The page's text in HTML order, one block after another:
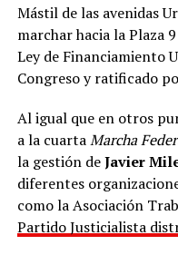
Mástil de las avenidas
marchar hacia la Plaza
Ley de Financiamiento
Congreso y ratificado
Al igual que en otros
a la cuartaMarcha
la gestión deJavier
diferentes
como la Asociación
Partido Justicialista